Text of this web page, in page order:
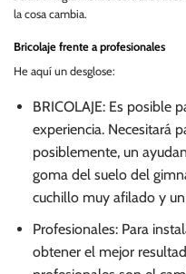
la cosa cambia.
Bricolaje frente a profesionales
He aquí un desglose:
BRICOLAJE: Es posible
experiencia. Necesitará
posiblemente, un
goma del suelo del
cuchillo muy afilado y
Profesionales: Para
obtener el mejor